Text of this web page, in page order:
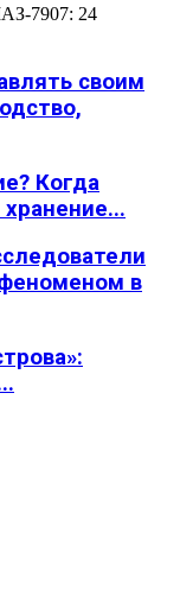
7907: 24
своим
Когда
в